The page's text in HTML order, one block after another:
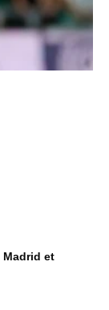
Madrid et